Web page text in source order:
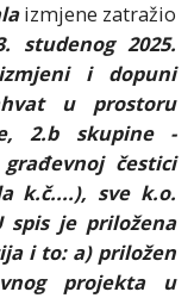
izmjene zatražio
studenog 2025.
i dopuni
u prostoru
2.b skupine -
čestici
k.č....), sve k.o.
spis je priložena
i to: a) priložen
projekta u